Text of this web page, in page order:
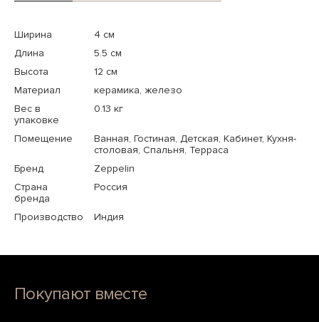
Ширина
4 см
Длина
5.5 см
Высота
12 см
Материал
керамика, железо
Вес в
упаковке
0.13 кг
Помещение
Ванная, Гостиная, Детская, Кабинет, Кухня-
столовая, Спальня, Терраса
Бренд
Zeppelin
Страна
бренда
Россия
Производство Индия
Покупают вместе